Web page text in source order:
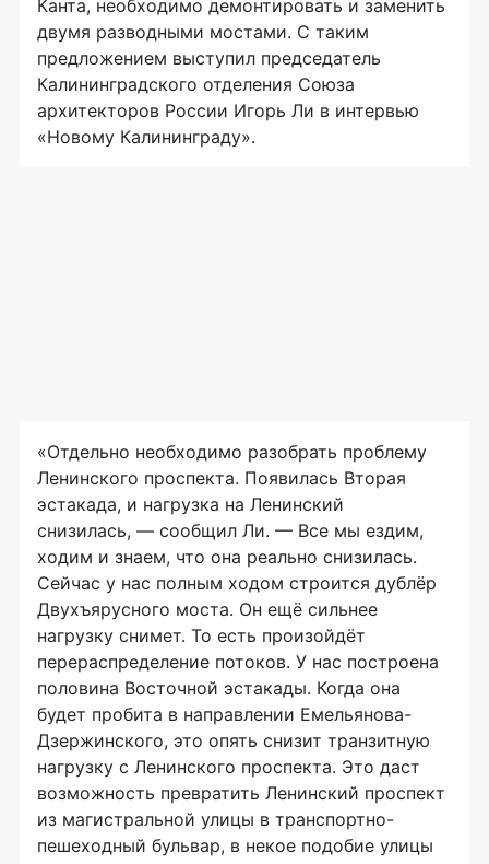
Канта, необходимо демонтировать и заменить
двумя разводными мостами. С таким
предложением выступил председатель
Калининградского отделения Союза
архитекторов России Игорь Ли в интервью
«Новому Калининграду».
«Отдельно необходимо разобрать проблему
Ленинского проспекта. Появилась Вторая
эстакада, и нагрузка на Ленинский
снизилась, — сообщил Ли. — Все мы ездим,
ходим и знаем, что она реально снизилась.
Сейчас у нас полным ходом строится дублёр
Двухъярусного моста. Он ещё сильнее
нагрузку снимет. То есть произойдёт
перераспределение потоков. У нас построена
половина Восточной эстакады. Когда она
будет пробита в направлении Емельянова-
Дзержинского, это опять снизит транзитную
нагрузку с Ленинского проспекта. Это даст
возможность превратить Ленинский проспект
из магистральной улицы в транспортно-
пешеходный бульвар, в некое подобие улицы